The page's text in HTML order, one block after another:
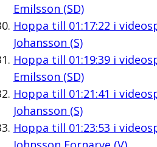
Emilsson (SD)
Hoppa till 01:17:22 i
Johansson (S)
Hoppa till 01:19:39i
Emilsson (SD)
Hoppa till 01:21:41 i
Johansson (S)
Hoppa till 01:23:53 i